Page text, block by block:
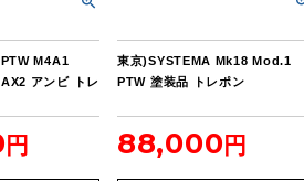
M4A1
アンビ トレ
東京)SYSTEMA Mk18 Mod.1
PTW 塗装品 トレポン
88,000